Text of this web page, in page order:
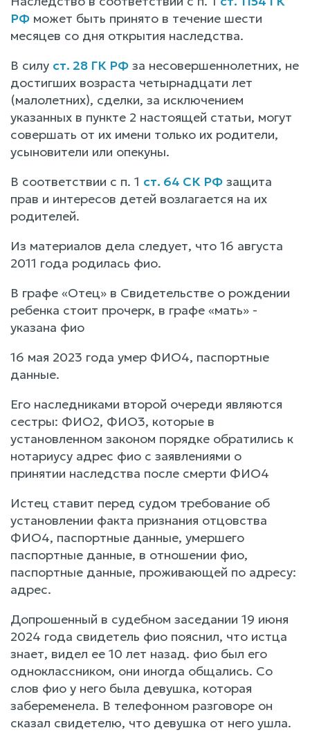
РФ может быть принято в течение шести
месяцев со дня открытия наследства.
В силу ст. 28 ГК РФ за несовершеннолетних, не
достигших возраста четырнадцати лет
(малолетних), сделки, за исключением
указанных в пункте 2 настоящей статьи, могут
совершать от их имени только их родители,
усыновители или опекуны.
В соответствии с п. 1 ст. 64 СК РФ защита
прав и интересов детей возлагается на их
родителей.
Из материалов дела следует, что 16 августа
2011 года родилась фио.
В графе «Отец» в Свидетельстве о рождении
ребенка стоит прочерк, в графе «мать» -
указана фио
16 мая 2023 года умер ФИО4, паспортные
данные.
Его наследниками второй очереди являются
сестры: ФИО2, ФИО3, которые в
установленном законом порядке обратились к
нотариусу адрес фио с заявлениями о
принятии наследства после смерти ФИО4
Истец ставит перед судом требование об
установлении факта признания отцовства
ФИО4, паспортные данные, умершего
паспортные данные, в отношении фио,
паспортные данные, проживающей по адресу:
адрес.
Допрошенный в судебном заседании 19 июня
2024 года свидетель фио пояснил, что истца
знает, видел ее 10 лет назад. фио был его
одноклассником, они иногда общались. Со
слов фио у него была девушка, которая
забеременела. В телефонном разговоре он
сказал свидетелю, что девушка от него ушла.